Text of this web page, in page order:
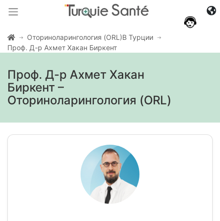
Оториноларингология (ORL)В Турции
Проф. Д-р Ахмет Хакан Биркент
Проф. Д-р Ахмет Хакан
Биркент –
Оториноларингология (ORL)